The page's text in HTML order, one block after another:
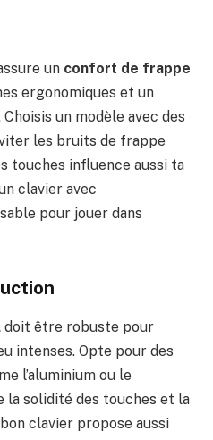
un confort de frappe
ergonomiques et un
un modèle avec des
les bruits de frappe
touches influence aussi ta
clavier avec
pour jouer dans
doit être robuste pour
intenses. Opte pour des
l’aluminium ou le
la solidité des touches et la
clavier propose aussi